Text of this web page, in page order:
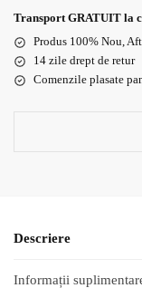
Transport GRATUIT la
Produs 100% Nou,
14 zile drept de retur
Comenzile plasate
Descriere
Informații